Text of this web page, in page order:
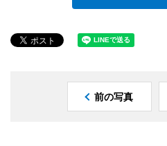
前の写真